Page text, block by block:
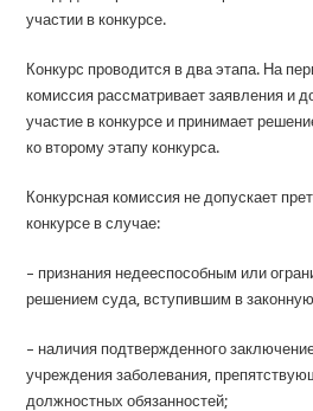
участии в конкурсе.
Конкурс проводится в два этапа. На
комиссия рассматривает заявления и
участие в конкурсе и принимает
ко второму этапу конкурса.
Конкурсная комиссия не допускает
конкурсе в случае:
– признания недееспособным или
решением суда, вступившим в
– наличия подтвержденного
учреждения заболевания,
должностных обязанностей;